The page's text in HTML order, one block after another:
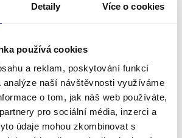
Detaily Více o cookies
používá cookies
a reklam, poskytování funkcí
analýze naší návštěvnosti využíváme
o tom, jak náš web používáte,
pro sociální média, inzerci a
údaje mohou zkombinovat s
Terasa: 12,66 m²
650 x 550 cm
Michal R